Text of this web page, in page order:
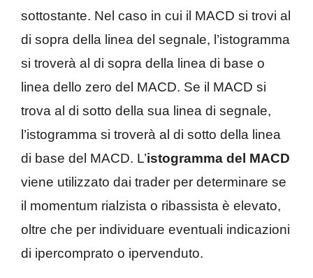
sottostante. Nel caso in cui il MACD si trovi al
di sopra della linea del segnale, l’istogramma
si troverà al di sopra della linea di base o
linea dello zero del MACD. Se il MACD si
trova al di sotto della sua linea di segnale,
l’istogramma si troverà al di sotto della linea
di base del MACD. L’istogramma del MACD
viene utilizzato dai trader per determinare se
il momentum rialzista o ribassista è elevato,
oltre che per individuare eventuali indicazioni
di ipercomprato o ipervenduto.